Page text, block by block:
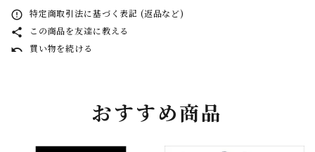
error_outline 特定商取引法に基づく表記 (返品など)
share この商品を友達に教える
undo 買い物を続ける
おすすめ商品